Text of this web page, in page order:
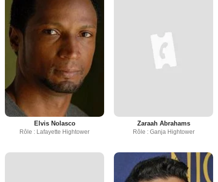
Elvis Nolasco
Rôle : Lafayette Hightower
Zaraah Abrahams
Rôle : Ganja Hightower